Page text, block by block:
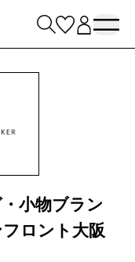
小物ブラン
ロント大阪